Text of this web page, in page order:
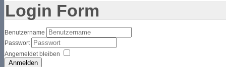
Login Form
Benutzername
Passwort
Angemeldet bleiben
Anmelden